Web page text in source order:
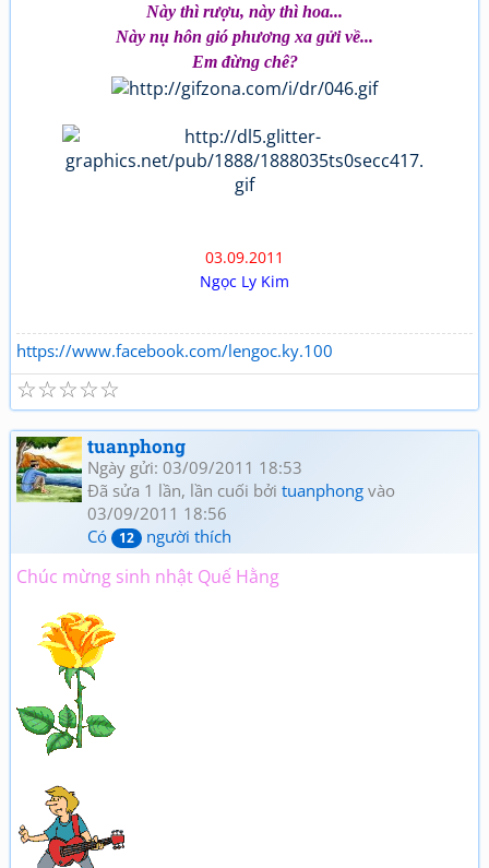
Này thì rượu, này thì hoa...
Này nụ hôn gió phương xa gửi về...
Em đừng chê?
03.09.2011
Ngọc Ly Kim
https://www.facebook.com/lengoc.ky.100
☆
☆
☆
☆
☆
tuanphong
Ngày gửi: 03/09/2011 18:53
Đã sửa 1 lần, lần cuối bởi tuanphong vào
03/09/2011 18:56
Có
12 người thích
Chúc mừng sinh nhật Quế Hằng